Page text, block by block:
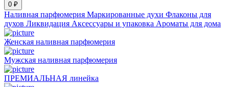
0 ₽
Наливная парфюмерия Маркированные духи Флаконы для
духов Ликвидация Аксессуары и упаковка Ароматы для дома
Женская наливная парфюмерия
Мужская наливная парфюмерия
ПРЕМИАЛЬНАЯ линейка